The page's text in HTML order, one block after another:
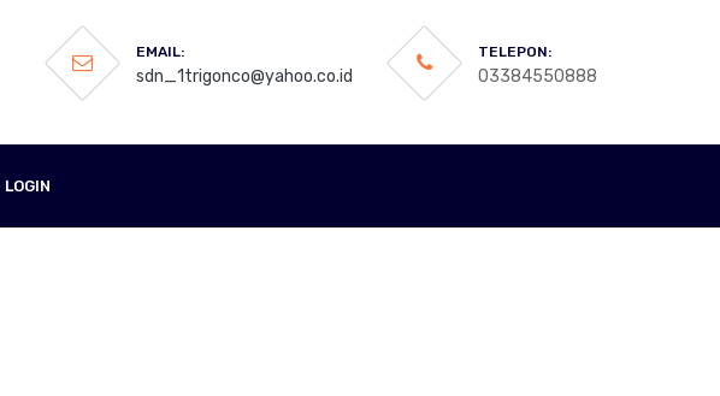
EMAIL:
sdn_1trigonco@yahoo.co.id
TELEPON:
03384550888
LOGIN